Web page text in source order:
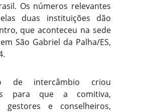
Os números relevantes
duas instituições dão
que aconteceu na sede
São Gabriel da Palha/ES,
de intercâmbio criou
para que a comitiva,
e conselheiros,